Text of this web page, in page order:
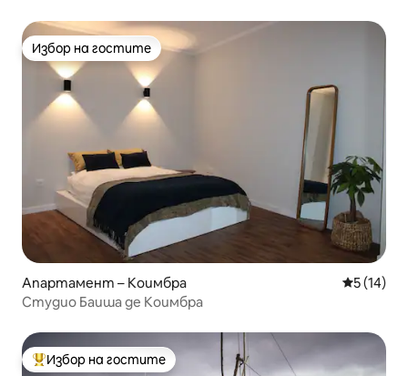
Избор на гостите
Избор на гостите
Апартамент – Коимбра Средна
5 (14)
Студио Баиша де Коимбра
Най-популярен избор на гостите
Избор на гостите